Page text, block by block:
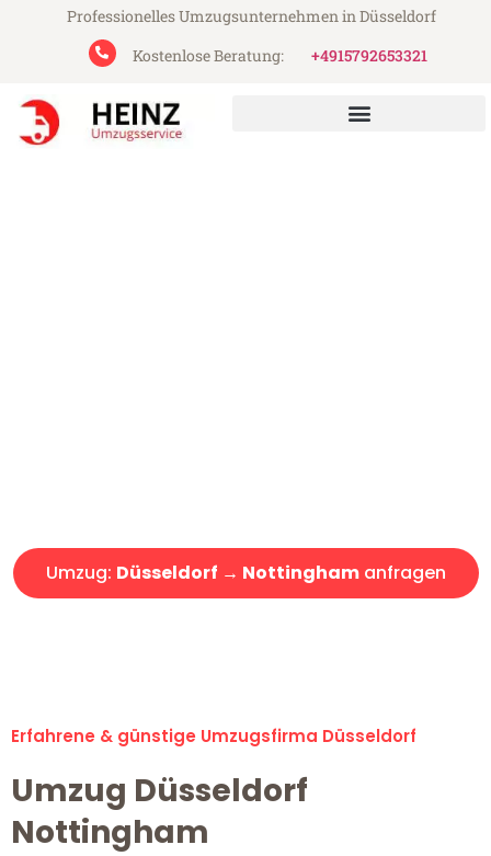
Professionelles Umzugsunternehmen in Düsseldorf
Kostenlose Beratung:
+4915792653321
Umzug: Düsseldorf → Nottinghamanfragen
Erfahrene & günstige Umzugsfirma Düsseldorf
Umzug Düsseldorf
Nottingham